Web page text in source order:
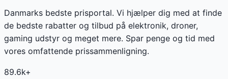
Danmarks bedste prisportal. Vi hjælper dig med at finde
de bedste rabatter og tilbud på elektronik, droner,
gaming udstyr og meget mere. Spar penge og tid med
vores omfattende prissammenligning.
89.6k+